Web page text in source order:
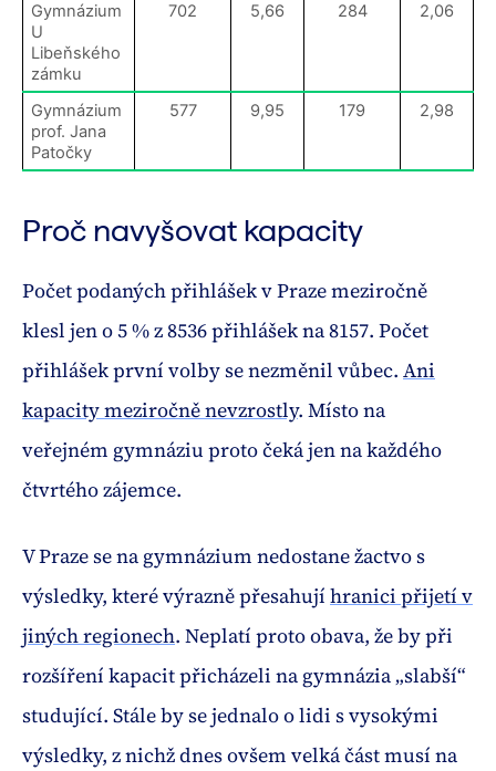
Gymnázium
U
Libeňského
zámku
702 5,66 284 2,06
Gymnázium
prof. Jana
Patočky
577 9,95 179 2,98
Proč navyšovat kapacity
Počet podaných přihlášek v Praze meziročně
klesl jen o 5 % z 8536 přihlášek na 8157. Počet
přihlášek první volby se nezměnil vůbec. Ani
kapacity meziročně nevzrostly. Místo na
veřejném gymnáziu proto čeká jen na každého
čtvrtého zájemce.
V Praze se na gymnázium nedostane žactvo s
výsledky, které výrazně přesahují hranici přijetí v
jinýchregionech. Neplatí proto obava, že by při
rozšíření kapacit přicházeli na gymnázia „slabší“
studující. Stále by se jednalo o lidi s vysokými
výsledky, z nichž dnes ovšem velká část musí na